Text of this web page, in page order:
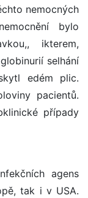
nemocných
bylo
ikterem,
selhání
edém plic.
pacientů.
případy
agens
tak i v USA.